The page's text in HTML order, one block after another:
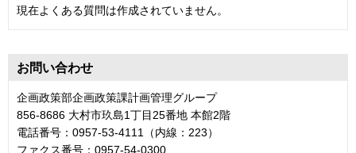
現在よくある質問は作成されていません。
お問い合わせ
企画政策部企画政策課計画管理グループ
856-8686 大村市玖島1丁目25番地 本館2階
電話番号：0957-53-4111（内線：223）
ファクス番号：0957-54-0300